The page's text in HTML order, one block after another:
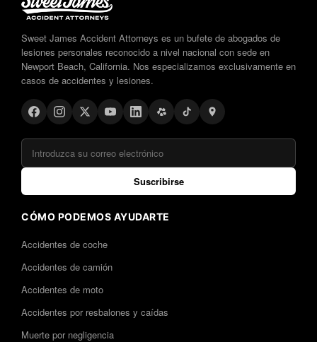
Sweet James Accident Attorneys es un bufete de abogados de
lesiones personales reconocido a nivel nacional con sede en
Newport Beach, California. Nos especializamos exclusivamente en
casos de accidentes y lesiones.
Suscribirse
CÓMO PODEMOS AYUDARTE
Accidentes de coche
Accidentes de camión
Accidentes de moto
Accidentes por resbalones y caídas
Muerte por negligencia